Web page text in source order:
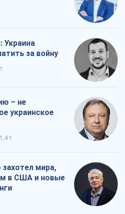
Украина
за войну
– не
украинское
1,4 т.
мира,
в США и новые